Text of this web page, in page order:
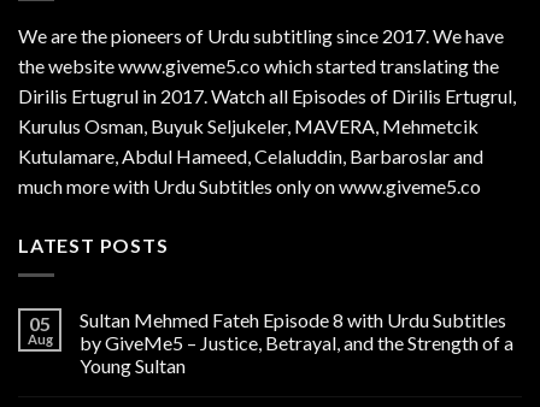
We are thepioneers of Urdu subtitling since 2017. We have
the website www.giveme5.co which started translating the
Dirilis Ertugrul in 2017. Watch all Episodes of Dirilis Ertugrul,
Kurulus Osman, Buyuk Seljukeler, MAVERA, Mehmetcik
Kutulamare, Abdul Hameed, Celaluddin, Barbaroslar and
much more with Urdu Subtitles only on www.giveme5.co
LATEST POSTS
05
Aug
Sultan Mehmed Fateh Episode 8 with Urdu Subtitles
by GiveMe5 – Justice, Betrayal, and the Strength of a
Young Sultan